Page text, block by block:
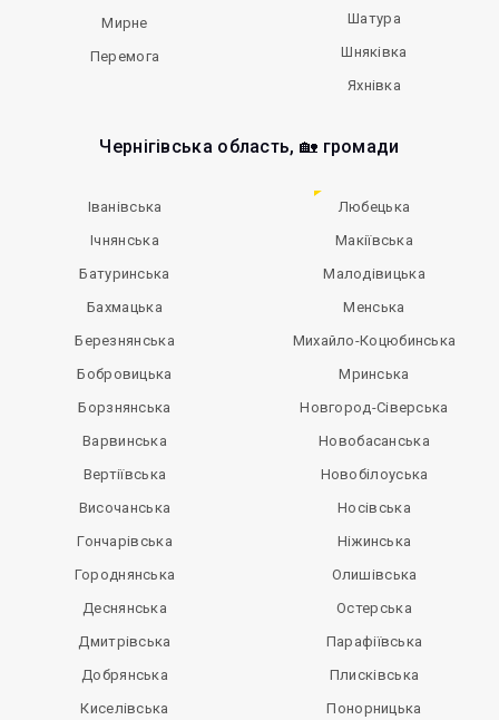
Мирне
Перемога
Шатура
Шняківка
Яхнівка
Чернігівська область, 🏡 громади
Іванівська
Ічнянська
Батуринська
Бахмацька
Березнянська
Бобровицька
Борзнянська
Варвинська
Вертіївська
Височанська
Гончарівська
Городнянська
Деснянська
Дмитрівська
Добрянська
Киселівська
Любецька
Макіївська
Малодівицька
Менська
Михайло-Коцюбинська
Мринська
Новгород-Сіверська
Новобасанська
Новобілоуська
Носівська
Ніжинська
Олишівська
Остерська
Парафіївська
Плисківська
Понорницька